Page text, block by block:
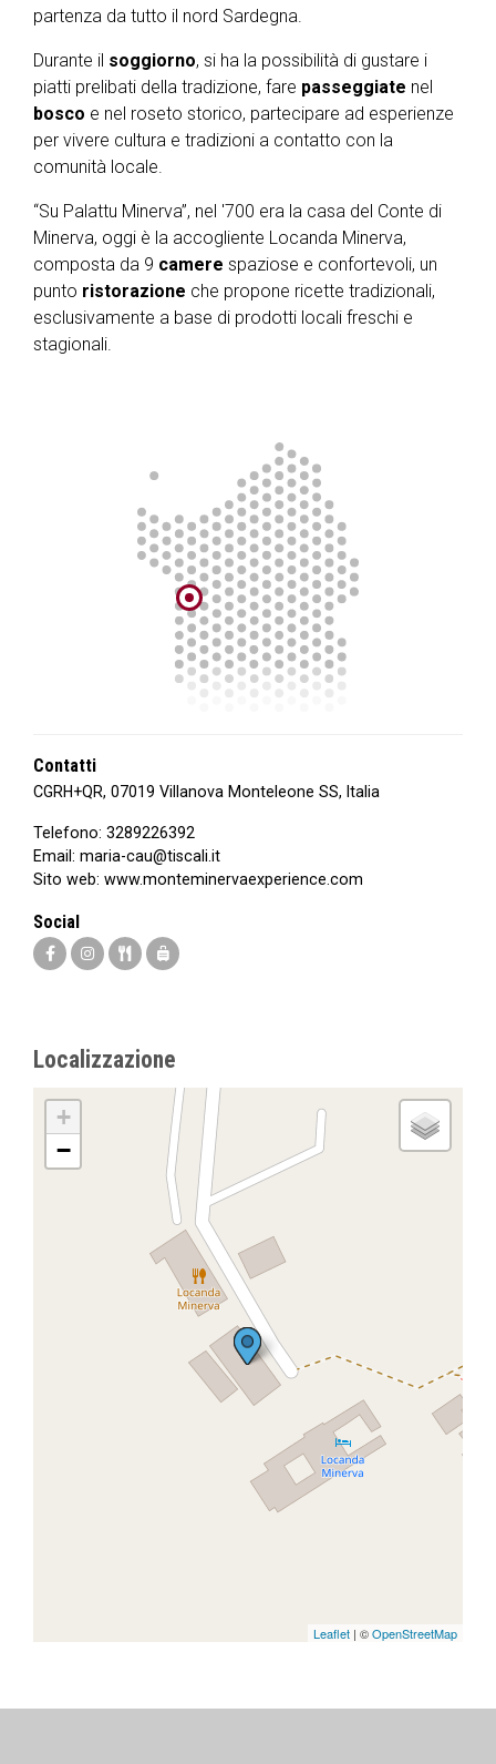
partenza da tutto il nord Sardegna.
Durante il soggiorno, si ha la possibilità di gustare i
piatti prelibati della tradizione, fare passeggiate nel
bosco e nel roseto storico, partecipare ad esperienze
per vivere cultura e tradizioni a contatto con la
comunità locale.
“Su Palattu Minerva”, nel '700 era la casa del Conte di
Minerva, oggi è la accogliente Locanda Minerva,
composta da 9 camere spaziose e confortevoli, un
punto ristorazione che propone ricette tradizionali,
esclusivamente a base di prodotti locali freschi e
stagionali.
Contatti
CGRH+QR, 07019 Villanova Monteleone SS, Italia
Telefono: 3289226392
Email: maria-cau@tiscali.it
Sito web: www.monteminervaexperience.com
Social
Localizzazione
+
−
Leaflet | ©OpenStreetMap